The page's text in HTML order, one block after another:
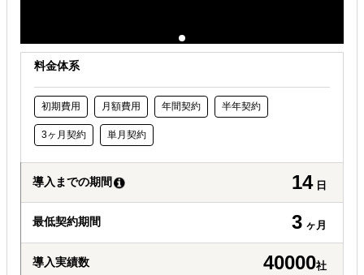
料金体系
初期費用 月額費用 年間契約 半年契約
3ヶ月契約 単月契約
導入までの期間 14日
最低契約期間 3 ヶ月
導入実績数 40000社